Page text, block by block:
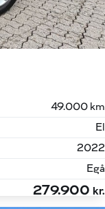
49.000 km
El
2022
Egå
279.900 kr.